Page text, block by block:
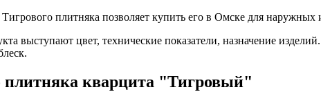
Тигрового плитняка позволяет купить его в Омске для
выступают цвет, технические показатели, назначение
плитняка кварцита "Тигровый"